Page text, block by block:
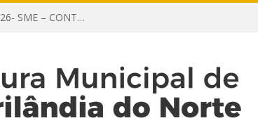
AVISO DE DISPENSA DE LICITAÇÃO Nº 400012/2026- SME – CONTRATAÇÃO DE EMPRESA ESPECIALIZADA PARA LOCAÇÃO DE ÔNIBUS EXECUTIVO COM CAPACIDADE DE 60 (SESSENTA) POLTRONAS, PARA TRANSPORTAR PROFESSORES RESPONSÁVEIS E ALUNOS PARA BRASÍLIA, COM SAÍDA DIA 10/08/2026 E RETORNO DIA 14/08/2026